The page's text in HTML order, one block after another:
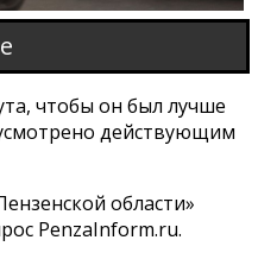
чтобы он был лучше
действующим
области»
PenzaInform.ru.